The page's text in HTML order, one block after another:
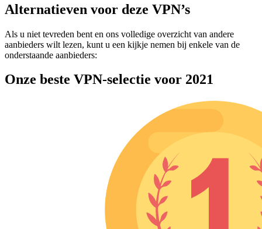
Alternatieven voor deze VPN’s
Als u niet tevreden bent en ons volledige overzicht van andere
aanbieders wilt lezen, kunt u een kijkje nemen bij enkele van de
onderstaande aanbieders:
Onze beste VPN-selectie voor 2021